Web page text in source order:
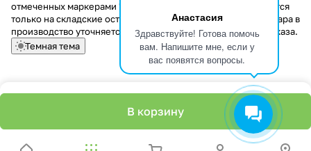
Анастасия
Здравствуйте! Готова помочь
вам. Напишите мне, если у
вас появятся вопросы.
В корзину
отмеченных маркерами "Скидка!" и "Акция!" распространяется
только на складские остатки. Стоимость заказа данного товара в
производство уточняется у менеджера при оформлении заказа.
Темная тема